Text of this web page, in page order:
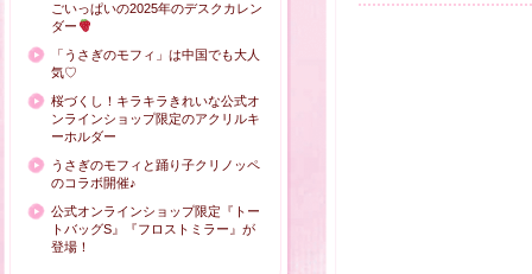
ごいっぱいの2025年のデスクカレン
ダー
「うさぎのモフィ」は中国でも大人
気♡
桜づくし！キラキラきれいな公式オ
ンラインショップ限定のアクリルキ
ーホルダー
うさぎのモフィと踊り子クリノッペ
のコラボ開催♪
公式オンラインショップ限定『トー
トバッグS』『フロストミラー』が
登場！